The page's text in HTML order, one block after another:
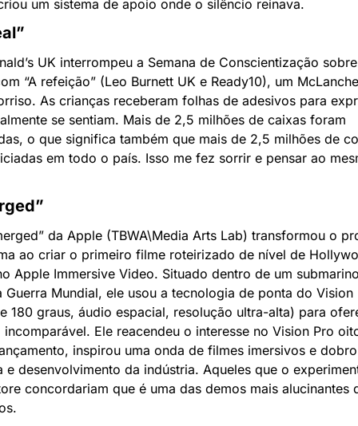
um sistema de apoio onde o silêncio reinava.
UK interrompeu a Semana de Conscientização
“A refeição” (Leo Burnett UK e Ready10), um
As crianças receberam folhas de adesivos para
se sentiam. Mais de 2,5 milhões de caixas foram
o que significa também que mais de 2,5 milhões de
em todo o país. Isso me fez sorrir e pensar ao
da Apple (TBWA\Media Arts Lab) transformou o
ao criar o primeiro filme roteirizado de nível de
Apple Immersive Video. Situado dentro de um
Guerra Mundial, ele usou a tecnologia de ponta do Vision
180 graus, áudio espacial, resolução ultra-alta) para
incomparável. Ele reacendeu o interesse no Vision Pro
inspirou uma onda de filmes imersivos e
e desenvolvimento da indústria. Aqueles que o
concordariam que é uma das demos mais alucinantes